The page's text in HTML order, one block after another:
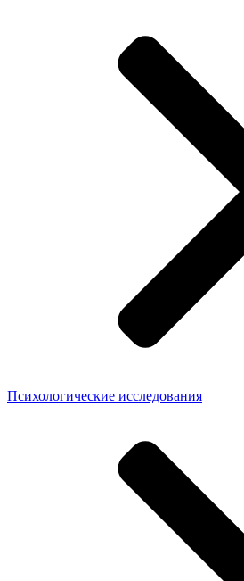
Психологические исследования